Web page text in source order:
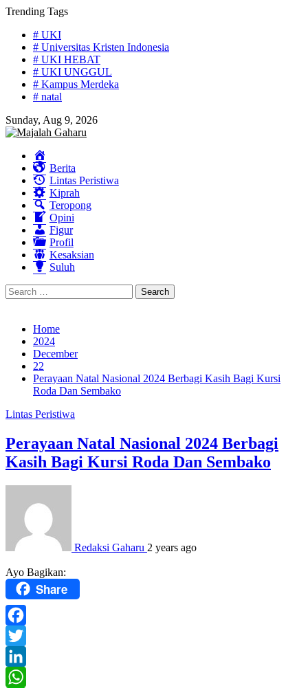
Skip
content
Trending Tags
# UKI
# Universitas Kristen Indonesia
# UKI HEBAT
# UKI UNGGUL
# Kampus Merdeka
# natal
Sunday, Aug 9, 2026
Berita
Lintas Peristiwa
Kiprah
Teropong
Opini
Figur
Profil
Kesaksian
Suluh
Search
for:
Home
2024
December
22
Perayaan Natal Nasional 2024 Berbagi Kasih Bagi Kursi
Roda Dan Sembako
Lintas Peristiwa
Perayaan Natal Nasional 2024 Berbagi
Kasih Bagi Kursi Roda Dan Sembako
Redaksi Gaharu 2 years ago
Ayo Bagikan:
Share
Facebook
Twitter
LinkedIn